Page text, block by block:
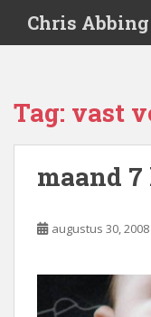
i
Chris Abbing
Tag: vast
maand
augustus 30, 2008